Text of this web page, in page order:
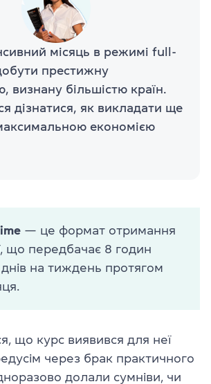
місяць в режимі full-
престижну
визнану більшістю країн.
дізнатися, як викладати ще
економією
— це формат отримання
що передбачає 8 годин
на тиждень протягом
що курс виявився для неї
через брак практичного
долали сумніви, чи